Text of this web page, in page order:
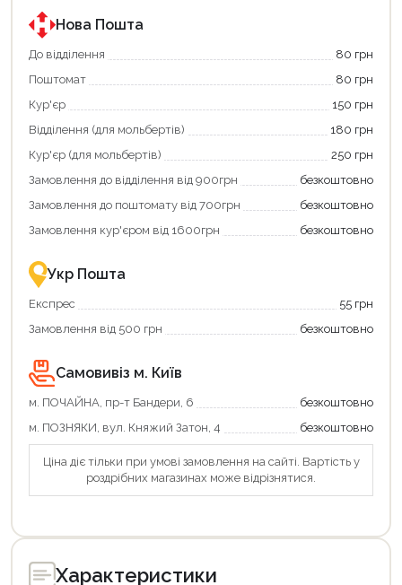
державною
програмою
«Національний
кешбек».
покупку
«Національний
кешбек»
та
отримуйте
повернення
Економте
більше
-
із
державною
Нова Пошта
До відділення
80 грн
Поштомат
80 грн
Кур'єр
150 грн
Відділення (для мольбертів)
180 грн
Кур'єр (для мольбертів)
250 грн
Замовлення до відділення від 900грн
безкоштовно
Замовлення до поштомату від 700грн
безкоштовно
Замовлення кур'єром від 1600грн
безкоштовно
Укр Пошта
Експрес
55 грн
Замовлення від 500 грн
безкоштовно
Самовивіз м. Київ
м. ПОЧАЙНА, пр-т Бандери, 6
безкоштовно
м. ПОЗНЯКИ, вул. Княжий Затон, 4
безкоштовно
Ціна діє тільки при умові замовлення на сайті. Вартість у
роздрібних магазинах може відрізнятися.
Характеристики